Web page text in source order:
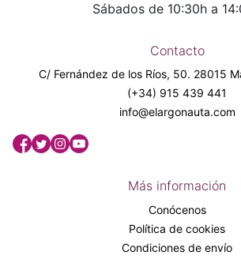
Sábados de 10:30h a
Contacto
C/ Fernández de los Ríos, 50. 28015
(+34) 915 439 441
info@elargonauta.com
Más información
Conócenos
Política de cookies
Condiciones de envío